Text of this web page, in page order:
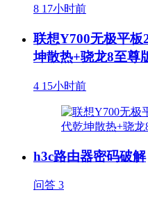
8 17小时前
联想Y700无极平板
坤散热+骁龙8至尊
4 15小时前
h3c路由器密码破解
问答 3